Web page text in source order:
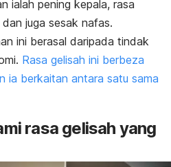
ialah pening kepala, rasa
juga sesak nafas.
ini berasal daripada tindak
Rasa gelisah ini berbeza
ia berkaitan antara satu sama
rasa gelisah yang